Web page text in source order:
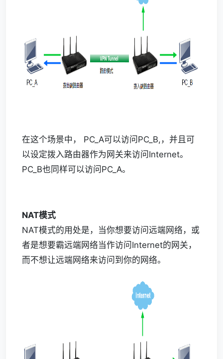
在这个场景中， PC_A可以访问PC_B,，并且可
以设定拨入路由器作为网关来访问Internet。
PC_B也同样可以访问PC_A。
NAT模式
NAT模式的用处是，当你想要访问远端网络，或
者是想要霸远端网络当作访问Internet的网关，
而不想让远端网络来访问到你的网络。